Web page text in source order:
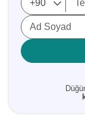
Ad Soyad